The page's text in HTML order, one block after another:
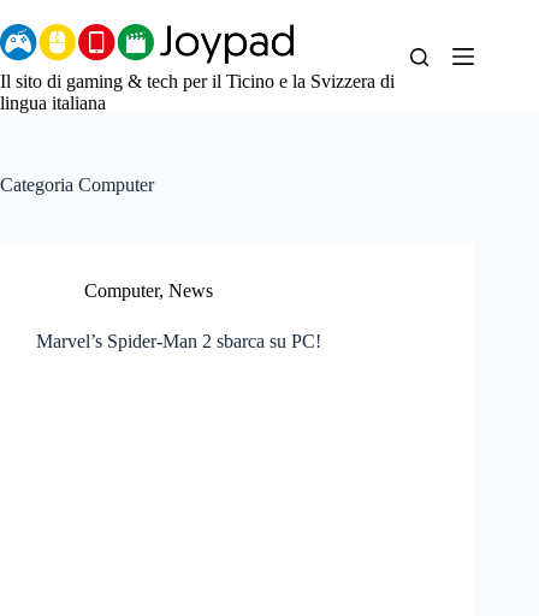
al
contenuto
Il sito di gaming & tech per il Ticino e la Svizzera di
lingua italiana
Categoria Computer
Computer, News
Marvel’s Spider-Man 2 sbarca su PC!